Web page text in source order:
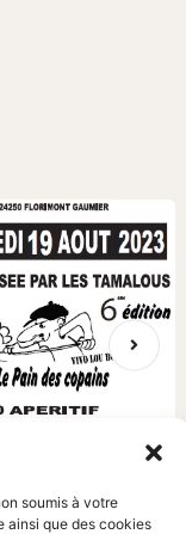
soumis à votre
ainsi que des cookies
ponctuelles